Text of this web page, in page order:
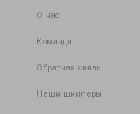
О нас
Команда
Обратная связь
Наши шкиперы